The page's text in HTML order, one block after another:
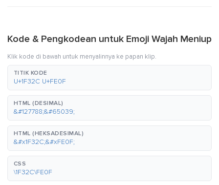
Kode & Pengkodean untuk Emoji Wajah Meniup
Klik kode di bawah untuk menyalinnya ke papan klip.
TITIK KODE
U+1F32C U+FE0F
HTML (DESIMAL)
&#127788;&#65039;
HTML (HEKSADESIMAL)
&#x1F32C;&#xFE0F;
CSS
\1F32C\FE0F